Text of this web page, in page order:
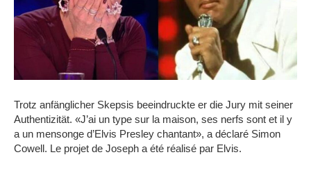
Trotz anfänglicher Skepsis beeindruckte er die Jury mit seiner
Authentizität. «J’ai un type sur la maison, ses nerfs sont et il y
a un mensonge d’Elvis Presley chantant», a déclaré Simon
Cowell. Le projet de Joseph a été réalisé par Elvis.